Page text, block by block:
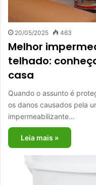
20/05/2025 463
Melhor
telhado:
casa
Quando o assunto é
os danos causados pela
impermeabilizante…
Leia mais »